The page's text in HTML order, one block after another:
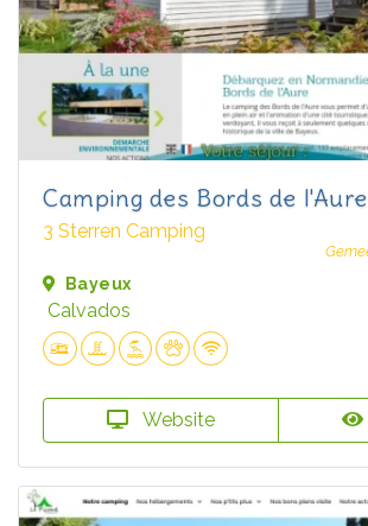
Camping des Bords de l'Aure
3 Sterren Camping
Bayeux
Calvados
Website